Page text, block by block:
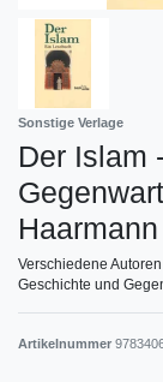
Sonstige Verlage
Der Islam
Verschiedene
Geschichte und
Artikelnummer